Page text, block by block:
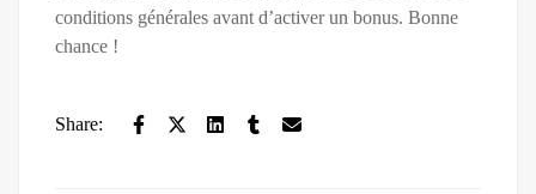
conditions générales avant d’activer un bonus. Bonne
chance !
Share: